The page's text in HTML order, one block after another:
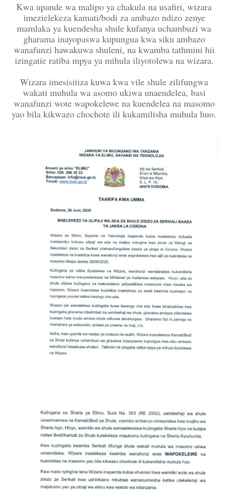
Kwa upande wa malipo ya chakula na usafiri, wizara
imezielekeza kamati/bodi za ambazo ndizo zenye
mamlaka ya kuendesha shule kufanya uchambuzi wa
gharama inayopaswa kupungua kwa siku ambazo
wanafunzi hawakuwa shuleni, na kwamba tathmini hii
izingatie ratiba mpya ya mihula iliyotolewa na wizara.
Wizara imesisitiza kuwa kwa vile shule zilifungwa
wakati muhula wa asomo ukiwa unaendelea, basi
wanafunzi wote wapokelewe na kuendelea na masomo
yao bila kikwazo chochote ili kukamilisha muhula huo.